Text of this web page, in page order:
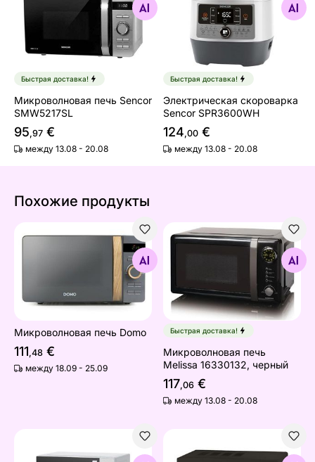
Найдите похожие
Быстрая доставка!
Микроволновая печь Sencor
SMW5217SL
95,97 €
между 13.08 - 20.08
Найдите похожие
Быстрая доставка!
Электрическая скороварка
Sencor SPR3600WH
124,00 €
между 13.08 - 20.08
Похожие продукты
Микроволновая печь Domo
Найдите похожие
Микроволновая печь Domo
111,48 €
между 18.09 - 25.09
Микроволновая печь
Найдите похожие
Быстрая доставка!
Микроволновая печь
Melissa 16330132, черный
117,06 €
между 13.08 - 20.08
Микроволновая печь Sencor SMW4320SS
Микроволновая печь